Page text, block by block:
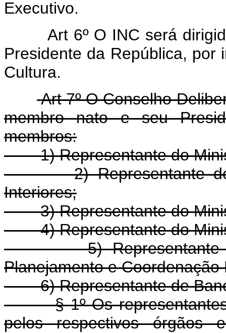
Executivo.
Art 6º O INC será
Presidente da República, por
Cultura.
Art 7º O Conselho
membro nato e seu
membros:
1) Representante do
2) Representante do
Interiores;
3) Representante do
4) Representante do
5) Representante do
Planejamento e Coordenação
6) Representante de
§ 1º Os representantes e
pelos respectivos órgãos